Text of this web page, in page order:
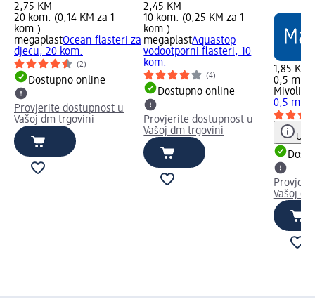
2,75 KM
20 kom. (0,14 KM za 1
kom.)
megaplastOcean flasteri za
djecu, 20 kom.
(2)
Dostupno online
Provjerite dostupnost u
Vašoj dm trgovini
2,45 KM
10 kom. (0,25 KM za 1
kom.)
megaplastAquastop
vodootporni flasteri, 10
kom.
(4)
Dostupno online
Provjerite dostupnost u
Vašoj dm trgovini
1,85 KM
0,5 m
Mivolis
0,5 m
Vašoj